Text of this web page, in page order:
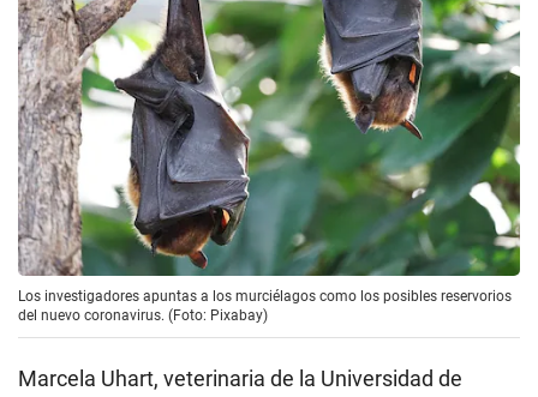
Los investigadores apuntas a los murciélagos como los posibles reservorios
del nuevo coronavirus. (Foto: Pixabay)
Marcela Uhart, veterinaria de la Universidad de